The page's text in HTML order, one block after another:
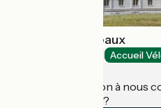
Parc Mini-Châteaux
Accueil
Une information à nous
établissement ?